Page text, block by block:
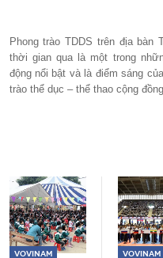
Phong trào TDDS trên địa bàn
thời gian qua là một trong
động nổi bật và là điểm sáng
trào thể dục – thể thao cộng đồng.
Vovinam Vovinam